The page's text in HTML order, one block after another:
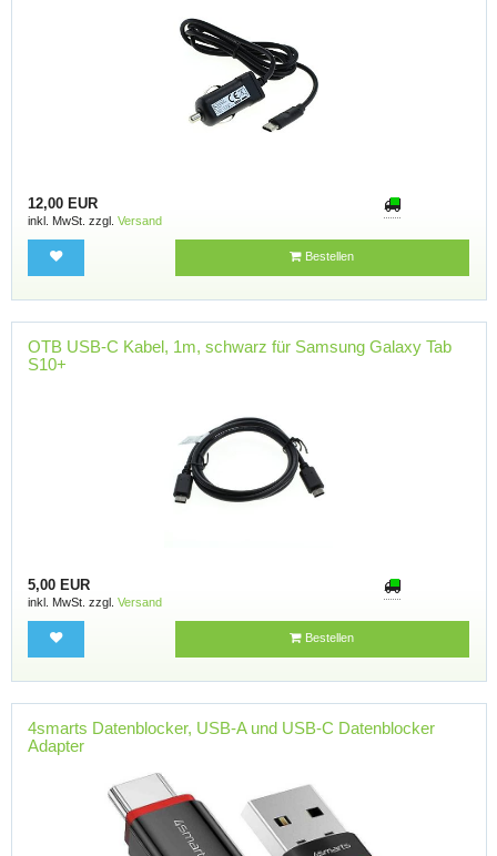
12,00 EUR
inkl. MwSt. zzgl. Versand
Bestellen
OTB USB-C Kabel, 1m, schwarz für Samsung Galaxy Tab
S10+
5,00 EUR
inkl. MwSt. zzgl. Versand
Bestellen
4smarts Datenblocker, USB-A und USB-C Datenblocker
Adapter